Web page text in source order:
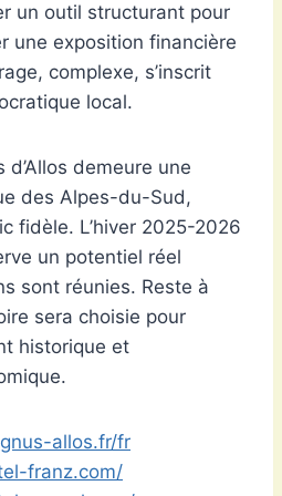
un outil structurant pour
une exposition financière
complexe, s’inscrit
local.
demeure une
des Alpes-du-Sud,
fidèle. L’hiver 2025-2026
un potentiel réel
sont réunies. Reste à
sera choisie pour
historique et
allos.fr/fr
franz.com/